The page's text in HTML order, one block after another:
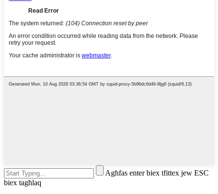
Agħfas enter biex tfittex jew ESC
biex tagħlaq